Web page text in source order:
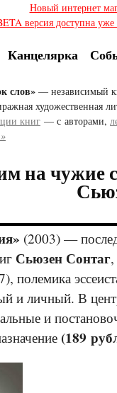
Новый интернет
версия доступна
Канцелярка
слов» — независимый
художественная
книг — с авторами,
на чужие
(2003) —
Сьюзен Сонтаг
полемика
и личный. В
и
(189